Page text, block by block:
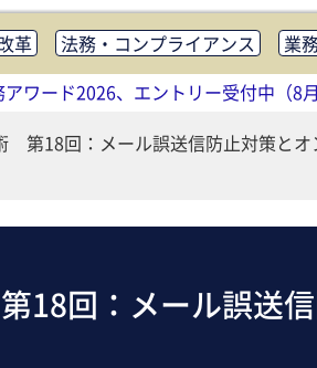
革 法務・コンプライアンス
業
社外・社内コミュニケーション活性
コスト削減 アウトソーシング・BPO
ワード2026、エントリー受付中（8月
第18回：メール誤送信防止対策とオ
18回：メール誤送